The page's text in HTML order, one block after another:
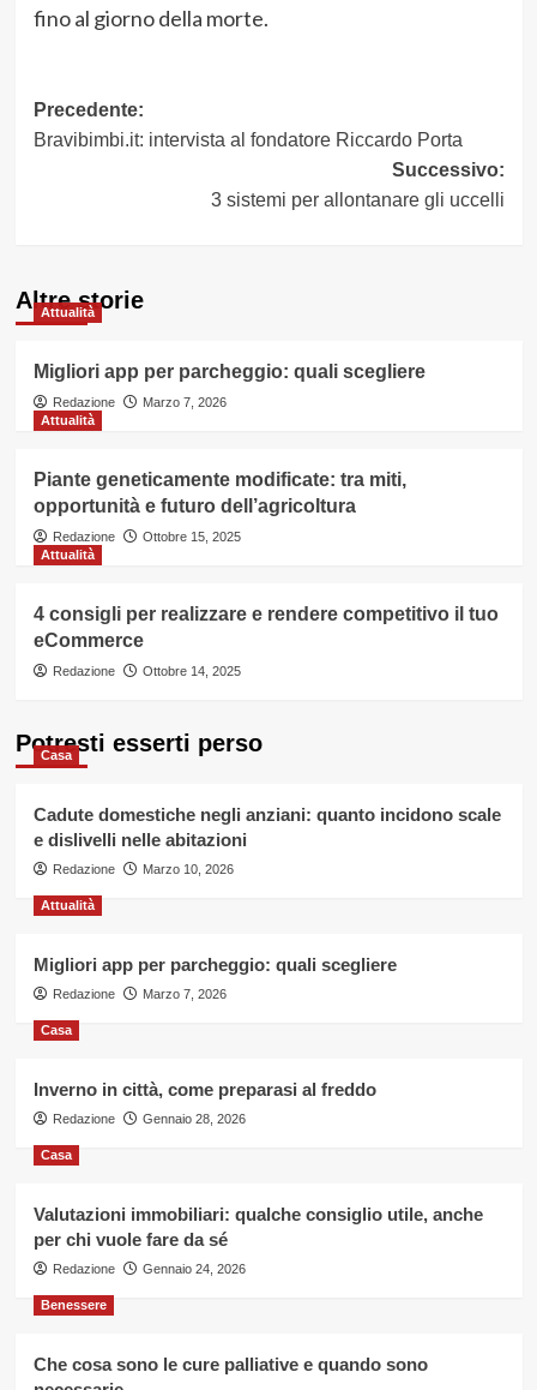
fino al giorno della morte.
Navigazione
articolo
Precedente:
Bravibimbi.it: intervista al fondatore Riccardo Porta
Successivo:
3 sistemi per allontanare gli uccelli
Altre storie
Attualità
Migliori app per parcheggio: quali scegliere
Redazione
Marzo 7, 2026
Attualità
Piante geneticamente modificate: tra miti,
opportunità e futuro dell’agricoltura
Redazione
Ottobre 15, 2025
Attualità
4 consigli per realizzare e rendere competitivo il tuo
eCommerce
Redazione Ottobre 14, 2025
Potresti esserti perso
Casa
Cadute domestiche negli anziani: quanto incidono scale
e dislivelli nelle abitazioni
Redazione Marzo 10, 2026
Attualità
Migliori app per parcheggio: quali scegliere
Redazione Marzo 7, 2026
Casa
Inverno in città, come preparasi al freddo
Redazione Gennaio 28, 2026
Casa
Valutazioni immobiliari: qualche consiglio utile, anche
per chi vuole fare da sé
Redazione Gennaio 24, 2026
Benessere
Che cosa sono le cure palliative e quando sono